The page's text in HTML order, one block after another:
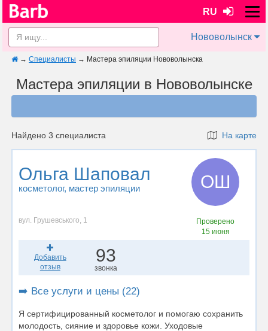
RU
Нововолынск
→ Специалисты → Мастера эпиляции Нововолынска
Мастера эпиляции в Нововолынске
Найдено 3 специалиста На карте
Ольга Шаповал
косметолог, мастер эпиляции ОШ
вул. Грушевського, 1
Проверено
15 июня
Добавить
отзыв
93
звонка
➡️ Все услуги и цены (22)
Я сертифицированный косметолог и помогаю сохранить
молодость, сияние и здоровье кожи. Уходовые